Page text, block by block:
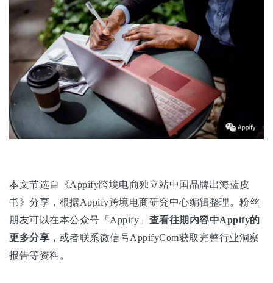
本文节选自《Appify跨境电商独立站中国品牌出海蓝皮
书》分享，根据Appify跨境电商研究中心编辑整理。粉丝
朋友可以在本公众号「Appify」 查看往期内容中Appify的
更多分享， 或者联系微信号AppifyCom获取完整行业洞察
报告等资料。